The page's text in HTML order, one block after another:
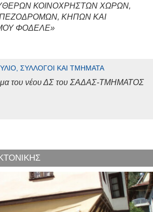
ΚΟΙΝΟΧΡΗΣΤΩΝ ΧΩΡΩΝ,
ΚΗΠΩΝ ΚΑΙ
ΦΟΔΕΛΕ»
ΣΎΛΛΟΓΟΙ ΚΑΙ ΤΜΉΜΑΤΑ
του νέου ΔΣ του ΣΑΔΑΣ-ΤΜΗΜΑΤΟΣ